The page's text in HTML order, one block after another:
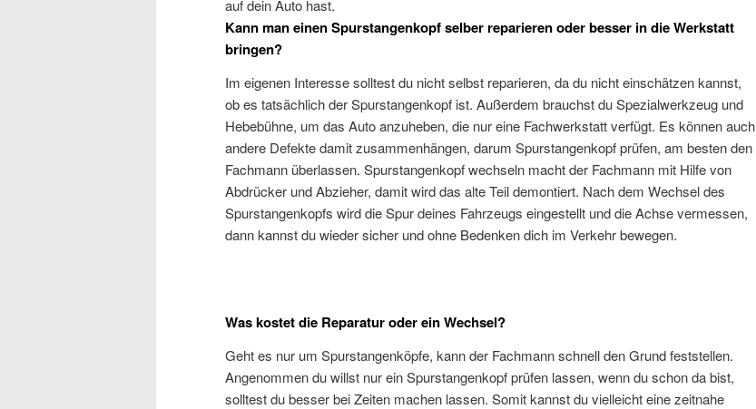
auf dein Auto hast.
Kann man einen Spurstangenkopf selber reparieren oder besser in die Werkstatt
bringen?
Im eigenen Interesse solltest du nicht selbst reparieren, da du nicht einschätzen kannst,
ob es tatsächlich der Spurstangenkopf ist. Außerdem brauchst du Spezialwerkzeug und
Hebebühne, um das Auto anzuheben, die nur eine Fachwerkstatt verfügt. Es können auch
andere Defekte damit zusammenhängen, darum Spurstangenkopf prüfen, am besten den
Fachmann überlassen. Spurstangenkopf wechseln macht der Fachmann mit Hilfe von
Abdrücker und Abzieher, damit wird das alte Teil demontiert. Nach dem Wechsel des
Spurstangenkopfs wird die Spur deines Fahrzeugs eingestellt und die Achse vermessen,
dann kannst du wieder sicher und ohne Bedenken dich im Verkehr bewegen.
Was kostet die Reparatur oder ein Wechsel?
Geht es nur um Spurstangenköpfe, kann der Fachmann schnell den Grund feststellen.
Angenommen du willst nur ein Spurstangenkopf prüfen lassen, wenn du schon da bist,
solltest du besser bei Zeiten machen lassen. Somit kannst du vielleicht eine zeitnahe